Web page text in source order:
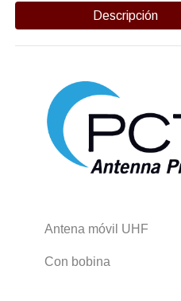
Descripción
Antena móvil UHF
Con bobina